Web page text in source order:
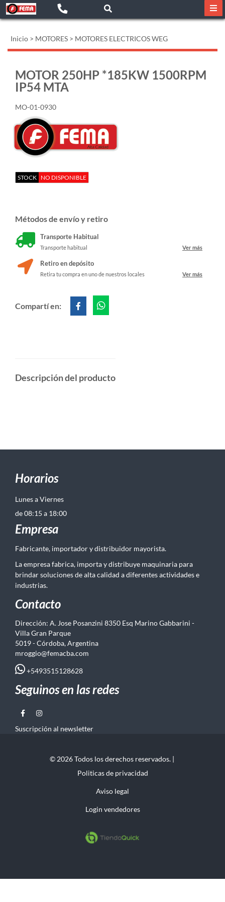
Inicio > MOTORES > MOTORES ELECTRICOS WEG
MOTOR 250HP *185KW 1500RPM
IP54 MTA
MO-01-0930
STOCK NO DISPONIBLE
Métodos de envío y retiro
Transporte Habitual
Transporte habitual Ver más
Retiro en depósito
Retira tu compra en uno de nuestros locales Ver más
Compartí en:
Descripción del producto
Horarios
Lunes a Viernes
de 08:15 a 18:00
Empresa
Fabricante, importador y distribuidor mayorista.
La empresa fabrica, importa y distribuye maquinaria para
brindar soluciones de alta calidad a diferentes actividades e
industrias.
Contacto
Dirección: A. Jose Posanzini 8350 Esq Marino Gabbarini -
Villa Gran Parque
5019 - Córdoba, Argentina
mroggio@femacba.com
+5493515128628
Seguinos en las redes
Suscripción al newsletter
© 2026 Todos los derechos reservados. |
Politicas de privacidad
Aviso legal
Login vendedores